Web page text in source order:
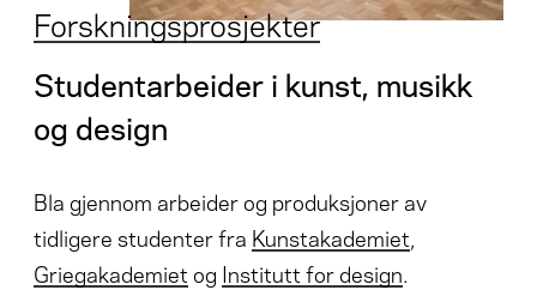
Forskningsprosjekter
Studentarbeider i kunst, musikk
og design
Bla gjennom arbeider og produksjoner av
tidligere studenter fra Kunstakademiet,
Griegakademiet og Institutt for design.